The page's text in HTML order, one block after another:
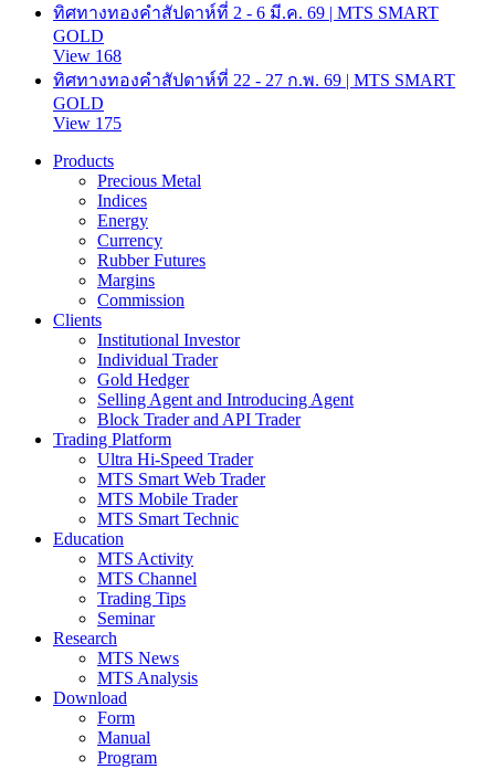
ทิศทางทองคำสัปดาห์ที่ 2 - 6 มี.ค. 69 | MTS SMART
GOLD
View 168
ทิศทางทองคำสัปดาห์ที่ 22 - 27 ก.พ. 69 | MTS SMART
GOLD
View 175
Products
Precious Metal
Indices
Energy
Currency
Rubber Futures
Margins
Commission
Clients
Institutional Investor
Individual Trader
Gold Hedger
Selling Agent and Introducing Agent
Block Trader and API Trader
Trading Platform
Ultra Hi-Speed Trader
MTS Smart Web Trader
MTS Mobile Trader
MTS Smart Technic
Education
MTS Activity
MTS Channel
Trading Tips
Seminar
Research
MTS News
MTS Analysis
Download
Form
Manual
Program